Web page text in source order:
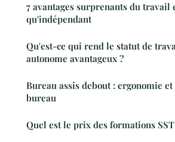
7 avantages surprenants du travail
qu'indépendant
Qu'est-ce qui rend le statut de
autonome avantageux ?
Bureau assis debout : ergonomie
bureau
Quel est le prix des formations